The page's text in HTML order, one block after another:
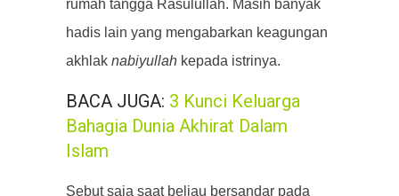
rumah tangga Rasulullah. Masih banyak
hadis lain yang mengabarkan keagungan
akhlak nabiyullah kepada istrinya.
BACA JUGA: 3 Kunci Keluarga
Bahagia Dunia Akhirat Dalam
Islam
Sebut saja saat beliau bersandar pada